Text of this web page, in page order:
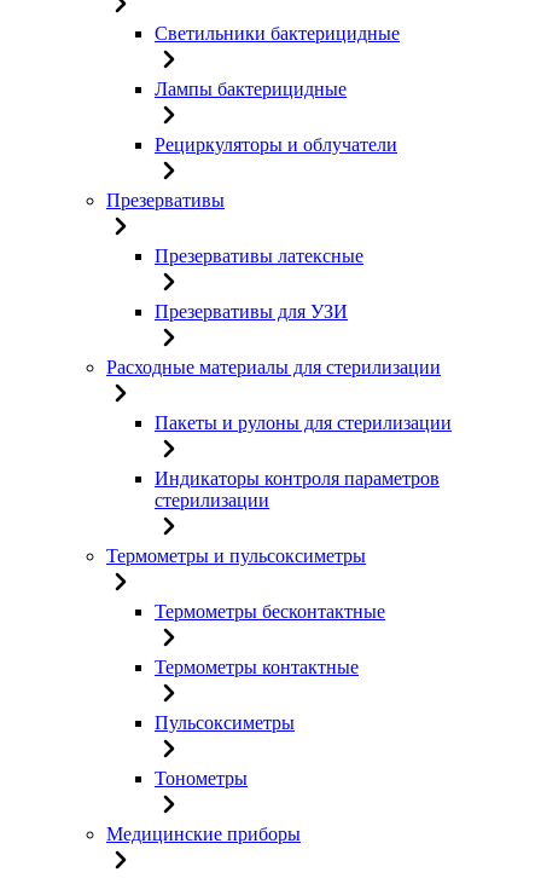
Светильники бактерицидные
Лампы бактерицидные
Рециркуляторы и облучатели
Презервативы
Презервативы латексные
Презервативы для УЗИ
Расходные материалы для стерилизации
Пакеты и рулоны для стерилизации
Индикаторы контроля параметров
стерилизации
Термометры и пульсоксиметры
Термометры бесконтактные
Термометры контактные
Пульсоксиметры
Тонометры
Медицинские приборы